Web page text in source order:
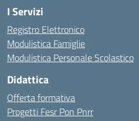
I Servizi
Registro Elettronico
Modulistica Famiglie
Modulistica Personale Scolastico
Didattica
Offerta formativa
Progetti Fesr Pon Pnrr